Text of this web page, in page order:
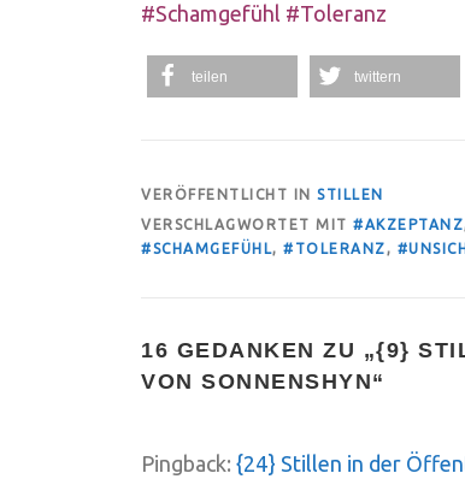
#Schamgefühl #Toleranz
teilen twittern
VERÖFFENTLICHT IN STILLEN
VERSCHLAGWORTET MIT #AKZEPTANZ
#SCHAMGEFÜHL, #TOLERANZ,
16 GEDANKEN ZU „{9}
VON SONNENSHYN“
Pingback: {24} Stillen in der